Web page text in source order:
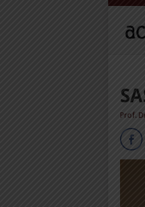
Prof.